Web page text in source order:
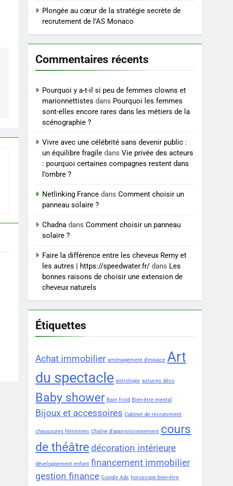
à un tarif juste ?
7
Sclérose en plaques et
maternité : tout ce que les
femmes enceintes doivent
connaître
SANTÉ
Les 4 principales
différences entre un
cabinet BPO et un
ENTREPRISE
Plongée au cœur de la stratégie secrète de
recrutement de l’AS Monaco
Commentaires récents
Pourquoi y a-t-il si peu de femmes clowns et
marionnettistes dans Pourquoi les femmes
sont-elles encore rares dans les métiers de la
scénographie ?
Vivre avec une célébrité sans devenir public :
un équilibre fragile dansVie privée des acteurs
: pourquoi certaines compagnes restent dans
l’ombre ?
Netlinking France dansComment choisir un
panneau solaire ?
Chadna dansComment choisir un panneau
solaire ?
Faire la différence entre les cheveux Remy et
les autres | https://speedwater.fr/ dans Les
bonnes raisons de choisir une extension de
cheveux naturels
Étiquettes
Achat immobilier aménagement d'espace Art
du spectacle astrologie astuces déco
Baby shower Bain froid Bien-être mental
Bijoux et accessoires Cabinet de recrutement
chaussures féminines Chaîne d'approvisionnement cours
de théâtre décoration intérieure
développement enfant financement immobilier
gestion finance Google Ads horoscope bien-être